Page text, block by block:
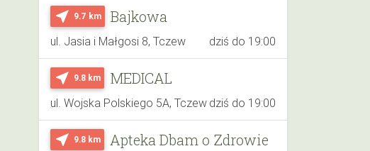
near_me 9.7 km Bajkowa
ul. Jasia i Małgosi 8, Tczew dziś do 19:00
near_me 9.8 km MEDICAL
ul. Wojska Polskiego 5A, Tczew dziś do 19:00
near_me 9.8 km Apteka Dbam o Zdrowie